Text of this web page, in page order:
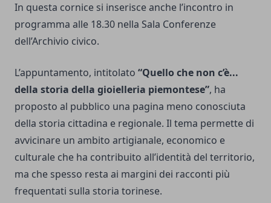
In questa cornice si inserisce anche l’incontro in
programma alle 18.30 nella Sala Conferenze
dell’Archivio civico.
L’appuntamento, intitolato “Quello che non c’è...
della storia della gioielleria piemontese”, ha
proposto al pubblico una pagina meno conosciuta
della storia cittadina e regionale. Il tema permette di
avvicinare un ambito artigianale, economico e
culturale che ha contribuito all’identità del territorio,
ma che spesso resta ai margini dei racconti più
frequentati sulla storia torinese.